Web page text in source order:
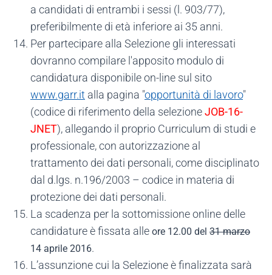
a candidati di entrambi i sessi (l. 903/77),
preferibilmente di età inferiore ai 35 anni.
Per partecipare alla Selezione gli interessati
dovranno compilare l'apposito modulo di
candidatura disponibile on-line sul sito
www.garr.it alla pagina "opportunità di lavoro"
(codice di riferimento della selezioneJOB-16-
JNET), allegando il proprio Curriculum di studi e
professionale, con autorizzazione al
trattamento dei dati personali, come disciplinato
dal d.lgs. n.196/2003 – codice in materia di
protezione dei dati personali.
La scadenza per la sottomissione online delle
candidature è fissata alle ore 12.00 del 31 marzo
14 aprile 2016.
L’assunzione cui la Selezione è finalizzata sarà